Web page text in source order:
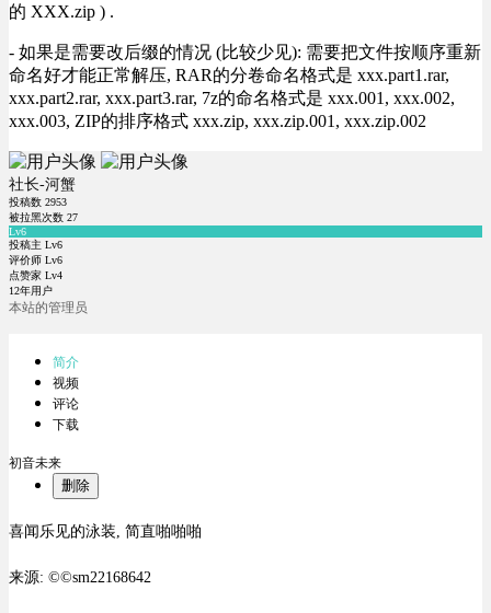
的 XXX.zip ) .
- 如果是需要改后缀的情况 (比较少见): 需要把文件按顺序重新
命名好才能正常解压, RAR的分卷命名格式是 xxx.part1.rar,
xxx.part2.rar, xxx.part3.rar, 7z的命名格式是 xxx.001, xxx.002,
xxx.003, ZIP的排序格式 xxx.zip, xxx.zip.001, xxx.zip.002
社长-河蟹
投稿数 2953
被拉黑次数 27
Lv6
投稿主 Lv6
评价师 Lv6
点赞家 Lv4
12年用户
本站的管理员
简介
视频
评论
下载
初音未来
删除
喜闻乐见的泳装, 简直啪啪啪
来源: ©©sm22168642